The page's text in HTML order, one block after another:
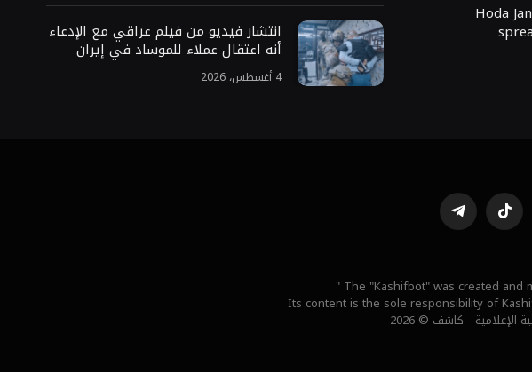
Hoda
انتشار فيديو من فيلم عراقي مع الإدعاء
أنه اعتقال عملاء للموساد في إيران
4 أغسطس، 2026
تيكتوك تيلقرام
" The "Kashifbot" was created and
Its content is the sole responsibility of
- كاشف © 2026